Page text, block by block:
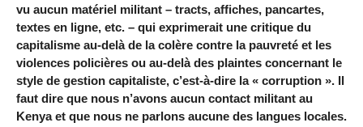
vu aucun matériel militant – tracts, affiches, pancartes,
textes en ligne, etc. – qui exprimerait une critique du
capitalisme au-delà de la colère contre la pauvreté et les
violences policières ou au-delà des plaintes concernant le
style de gestion capitaliste, c’est-à-dire la « corruption ». Il
faut dire que nous n’avons aucun contact militant au
Kenya et que nous ne parlons aucune des langues locales.